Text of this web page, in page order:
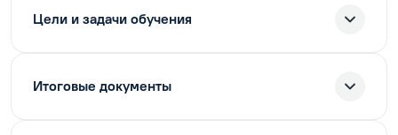
Цели и задачи обучения
Итоговые документы